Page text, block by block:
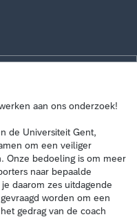
aan ons onderzoek!
de Universiteit Gent,
om een veiliger
Onze bedoeling is om meer
naar bepaalde
daarom zes uitdagende
worden om een
gedrag van de coach